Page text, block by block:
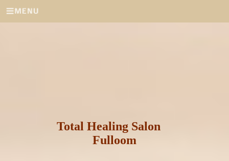
Total Healing Salon
Fulloom